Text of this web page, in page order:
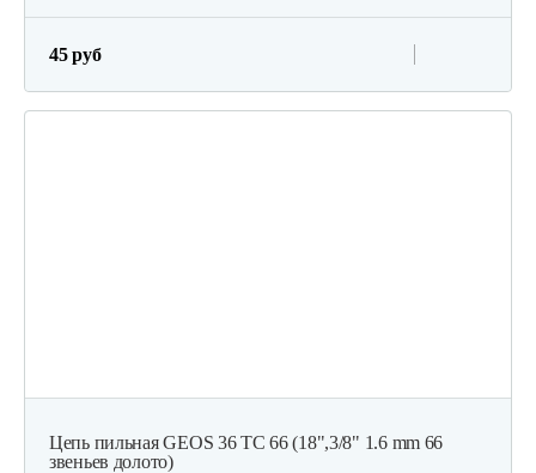
45 руб
Цепь пильная GEOS 36 ТС 66 (18",3/8" 1.6 mm 66
звеньев долото)